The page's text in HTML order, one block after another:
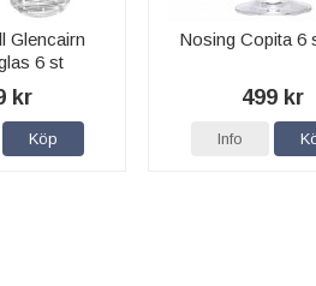
Glencairn
6 st
kr
Köp
Nosing Copita 6
499 kr
Info